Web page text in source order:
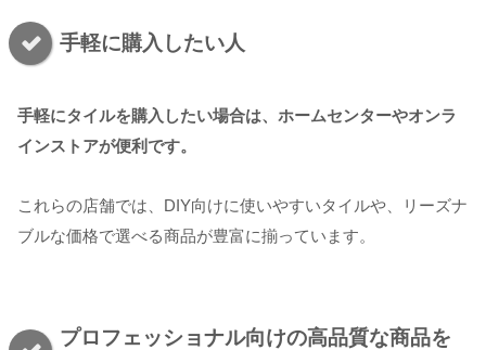
手軽に購入したい人
手軽にタイルを購入したい場合は、ホームセンターやオンラ
インストアが便利です。
これらの店舗では、DIY向けに使いやすいタイルや、リーズナ
ブルな価格で選べる商品が豊富に揃っています。
プロフェッショナル向けの高品質な商品を